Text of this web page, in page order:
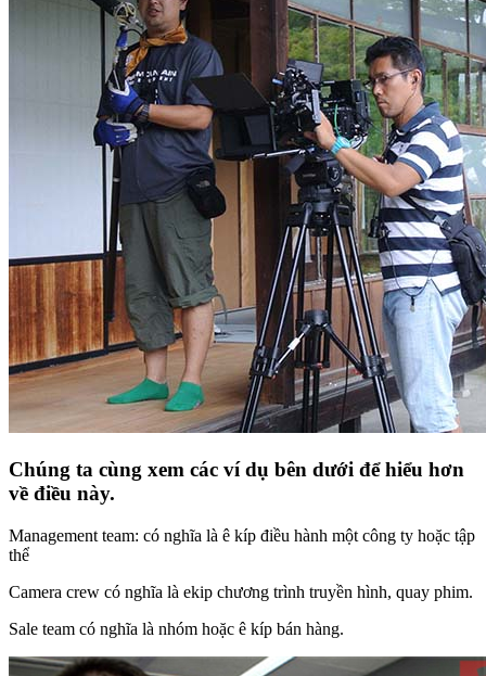
Chúng ta cùng xem các ví dụ bên dưới để hiểu hơn
về điều này.
Management team: có nghĩa là ê kíp điều hành một công ty hoặc tập
thể
Camera crew có nghĩa là ekip chương trình truyền hình, quay phim.
Sale team có nghĩa là nhóm hoặc ê kíp bán hàng.